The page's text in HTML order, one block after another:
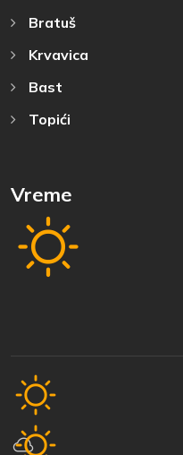
Bratuš
Krvavica
Bast
Topići
Vreme